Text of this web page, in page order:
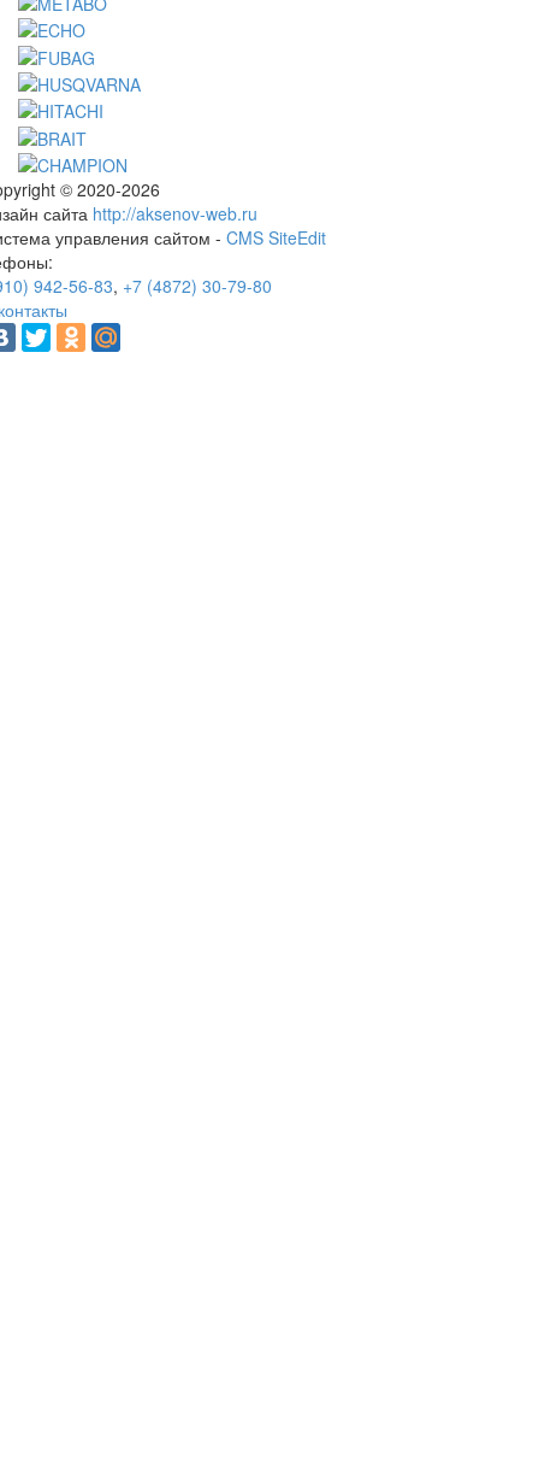
© 2020-2026
сайта http://aksenov-web.ru
управления сайтом - CMS SiteEdit
942-56-83, +7 (4872) 30-79-80